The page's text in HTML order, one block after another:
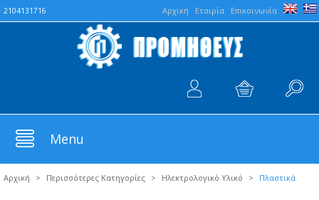
Aρχική Εταιρία Επικοινωνία
2104131716
Menu
Αρχική > Περισσότερες Κατηγορίες > Ηλεκτρολογικό Υλικό > Πλαστικά